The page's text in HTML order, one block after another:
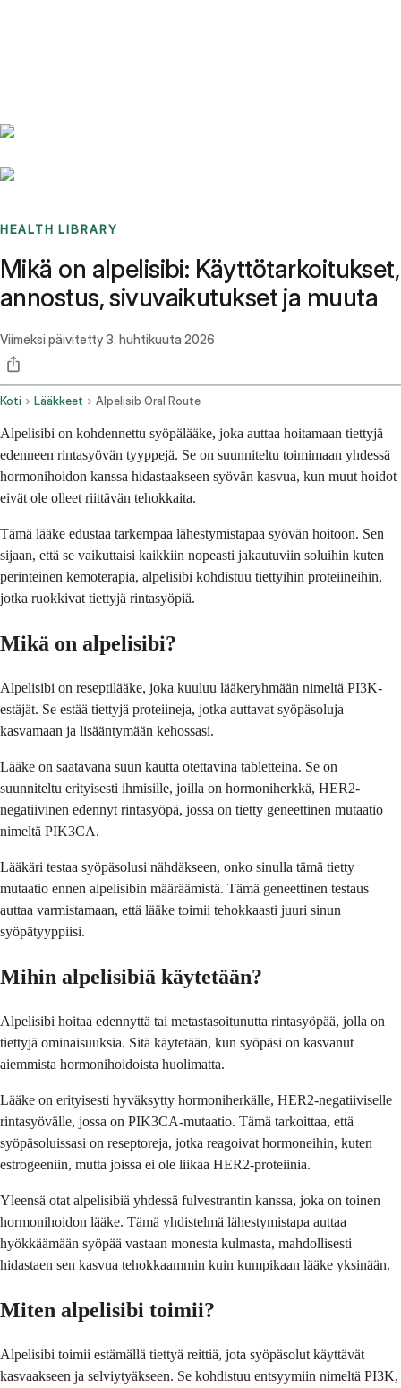
HEALTH LIBRARY
Mikä on alpelisibi: Käyttötarkoitukset,
annostus, sivuvaikutukset ja muuta
Viimeksi päivitetty3. huhtikuuta 2026
Koti Lääkkeet Alpelisib Oral Route
Alpelisibi on kohdennettu syöpälääke, joka auttaa hoitamaan tiettyjä
edenneen rintasyövän tyyppejä. Se on suunniteltu toimimaan yhdessä
hormonihoidon kanssa hidastaakseen syövän kasvua, kun muut hoidot
eivät ole olleet riittävän tehokkaita.
Tämä lääke edustaa tarkempaa lähestymistapaa syövän hoitoon. Sen
sijaan, että se vaikuttaisi kaikkiin nopeasti jakautuviin soluihin kuten
perinteinen kemoterapia, alpelisibi kohdistuu tiettyihin proteiineihin,
jotka ruokkivat tiettyjä rintasyöpiä.
Mikä on alpelisibi?
Alpelisibi on reseptilääke, joka kuuluu lääkeryhmään nimeltä PI3K-
estäjät. Se estää tiettyjä proteiineja, jotka auttavat syöpäsoluja
kasvamaan ja lisääntymään kehossasi.
Lääke on saatavana suun kautta otettavina tabletteina. Se on
suunniteltu erityisesti ihmisille, joilla on hormoniherkkä, HER2-
negatiivinen edennyt rintasyöpä, jossa on tietty geneettinen mutaatio
nimeltä PIK3CA.
Lääkäri testaa syöpäsolusi nähdäkseen, onko sinulla tämä tietty
mutaatio ennen alpelisibin määräämistä. Tämä geneettinen testaus
auttaa varmistamaan, että lääke toimii tehokkaasti juuri sinun
syöpätyyppiisi.
Mihin alpelisibiä käytetään?
Alpelisibi hoitaa edennyttä tai metastasoitunutta rintasyöpää, jolla on
tiettyjä ominaisuuksia. Sitä käytetään, kun syöpäsi on kasvanut
aiemmista hormonihoidoista huolimatta.
Lääke on erityisesti hyväksytty hormoniherkälle, HER2-negatiiviselle
rintasyövälle, jossa on PIK3CA-mutaatio. Tämä tarkoittaa, että
syöpäsoluissasi on reseptoreja, jotka reagoivat hormoneihin, kuten
estrogeeniin, mutta joissa ei ole liikaa HER2-proteiinia.
Yleensä otat alpelisibiä yhdessä fulvestrantin kanssa, joka on toinen
hormonihoidon lääke. Tämä yhdistelmä lähestymistapa auttaa
hyökkäämään syöpää vastaan monesta kulmasta, mahdollisesti
hidastaen sen kasvua tehokkaammin kuin kumpikaan lääke yksinään.
Miten alpelisibi toimii?
Alpelisibi toimii estämällä tiettyä reittiä, jota syöpäsolut käyttävät
kasvaakseen ja selviytyäkseen. Se kohdistuu entsyymiin nimeltä PI3K,